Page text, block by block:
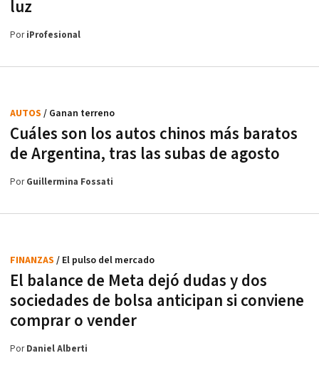
luz
PoriProfesional
Cuáles son los autos chinos más baratos
de Argentina, tras las subas de agosto
AUTOS / Ganan terreno
PorGuillermina Fossati
El balance de Meta dejó dudas y dos
sociedades de bolsa anticipan si conviene
comprar o vender
FINANZAS / El pulso del mercado
PorDaniel Alberti